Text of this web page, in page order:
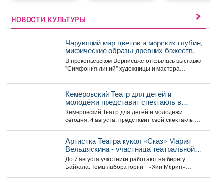
НОВОСТИ КУЛЬТУРЫ
Чарующий мир цветов и морских глубин,
мифические образы древних божеств.
В прокопьевском Вернисаже открылась выставка
"Симфония линий" художницы и мастера
Калугиной. ...
Кемеровский Театр для детей и
молодёжи представит спектакль в
Москве
Кемеровский Театр для детей и молодёжи
сегодня, 4 августа, представит свой спектакль на
Артистка Театра кукол «Сказ» Мария
Вельдяскина - участница театральной
лаборатории «Хии Морин: поэзия
стихий» на Байкале.
До 7 августа участники работают на берегу
Байкала. Тема лаборатории - «Хии Морин»